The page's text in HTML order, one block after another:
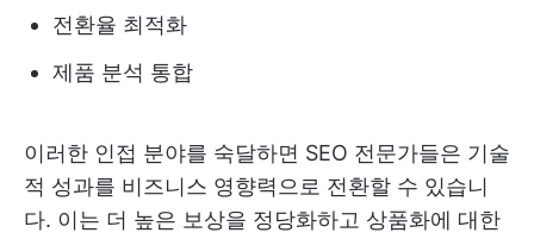
전환율 최적화
제품 분석 통합
이러한 인접 분야를 숙달하면 SEO 전문가들은 기술
적 성과를 비즈니스 영향력으로 전환할 수 있습니
다. 이는 더 높은 보상을 정당화하고 상품화에 대한